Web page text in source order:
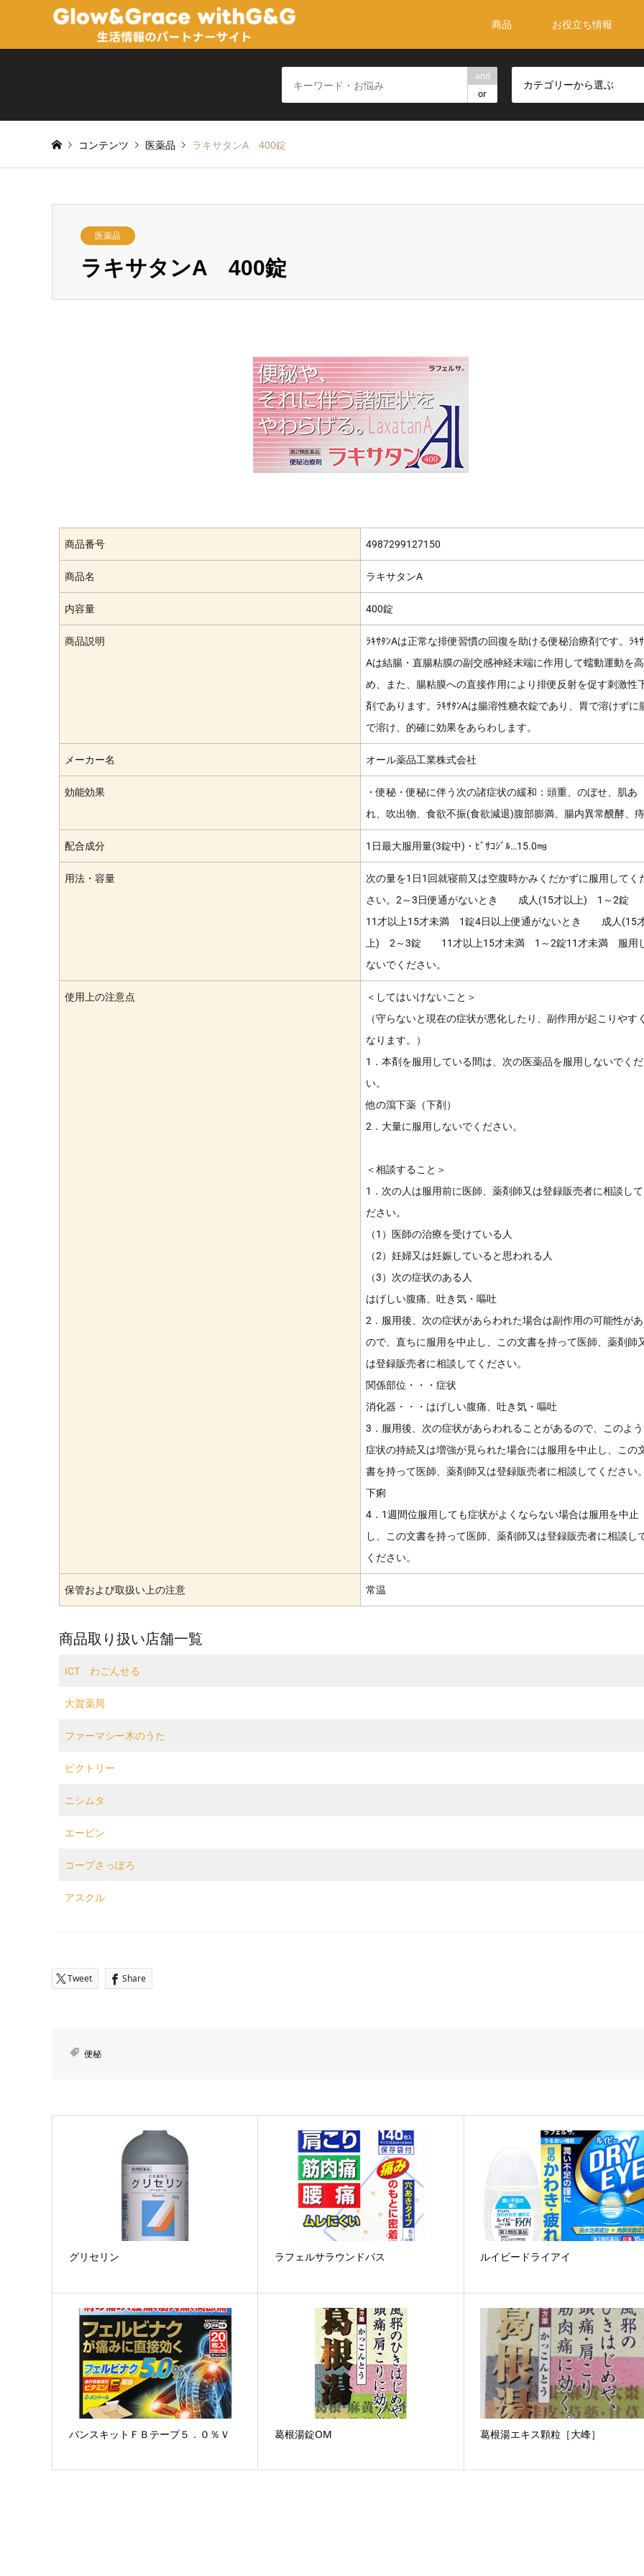
商品 お役立ち情報
and
or
カテゴリーから選ぶ
コンテンツ 医薬品 ラキサタンA 400錠
医薬品
ラキサタンA 400錠
商品番号 4987299127150
商品名 ラキサタンA
内容量 400錠
商品説明
ﾗｷｻﾀﾝAは正常な排便習慣の回復を助ける便秘治療剤です。ﾗｷ
Aは結腸・直腸粘膜の副交感神経末端に作用して蠕動運動を高
め、また、腸粘膜への直接作用により排便反射を促す刺激性
剤であります。ﾗｷｻﾀﾝAは腸溶性糖衣錠であり、胃で溶けずに
で溶け、的確に効果をあらわします。
メーカー名 オール薬品工業株式会社
効能効果
・便秘・便秘に伴う次の諸症状の緩和：頭重、のぼせ、肌あ
れ、吹出物、食欲不振(食欲減退)腹部膨満、腸内異常醗酵、痔
配合成分 1日最大服用量(3錠中)・ﾋﾞｻｺｼﾞﾙ…15.0㎎
用法・容量
次の量を1日1回就寝前又は空腹時かみくだかずに服用してく
さい。2～3日便通がないとき 成人(15才以上) 1～2錠
11才以上15才未満 1錠4日以上便通がないとき 成人(15
上) 2～3錠 11才以上15才未満 1～2錠11才未満 服用
ないでください。
使用上の注意点
＜してはいけないこと＞
（守らないと現在の症状が悪化したり、副作用が起こりやすく
なります。）
1．本剤を服用している間は、次の医薬品を服用しないでくだ
い。
他の瀉下薬（下剤）
2．大量に服用しないでください。
＜相談すること＞
1．次の人は服用前に医師、薬剤師又は登録販売者に相談して
ださい。
（1）医師の治療を受けている人
（2）妊婦又は妊娠していると思われる人
（3）次の症状のある人
はげしい腹痛、吐き気・嘔吐
2．服用後、次の症状があらわれた場合は副作用の可能性が
ので、直ちに服用を中止し、この文書を持って医師、薬剤師
は登録販売者に相談してください。
関係部位・・・症状
消化器・・・はげしい腹痛、吐き気・嘔吐
3．服用後、次の症状があらわれることがあるので、このよ
症状の持続又は増強が見られた場合には服用を中止し、この
書を持って医師、薬剤師又は登録販売者に相談してください。
下痢
4．1週間位服用しても症状がよくならない場合は服用を中止
し、この文書を持って医師、薬剤師又は登録販売者に相談し
ください。
保管および取扱い上の注意 常温
商品取り扱い店舗一覧
ICT わごんせる
大賀薬局
ファーマシー木のうた
ビクトリー
ニシムタ
エービン
コープさっぽろ
アスクル
Tweet Share
便秘
グリセリン ラフェルサラウンドパス ルイビードライアイ
バンスキットＦＢテープ５．０％Ｖ 葛根湯錠OM 葛根湯エキス顆粒［大峰］